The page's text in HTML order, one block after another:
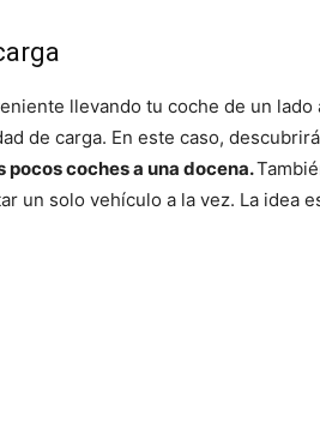
llevando tu coche de un
de carga. En este caso,
coches a una docena.
un solo vehículo a la vez. La idea